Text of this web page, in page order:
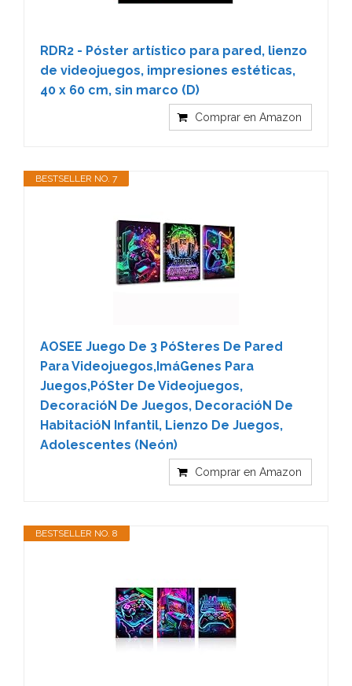
RDR2 - Póster artístico para pared, lienzo
de videojuegos, impresiones estéticas,
40 x 60 cm, sin marco (D)
Comprar en Amazon
BESTSELLER NO. 7
AOSEE Juego De 3 PóSteres De Pared
Para Videojuegos,ImáGenes Para
Juegos,PóSter De Videojuegos,
DecoracióN De Juegos, DecoracióN De
HabitacióN Infantil, Lienzo De Juegos,
Adolescentes (Neón)
Comprar en Amazon
BESTSELLER NO. 8